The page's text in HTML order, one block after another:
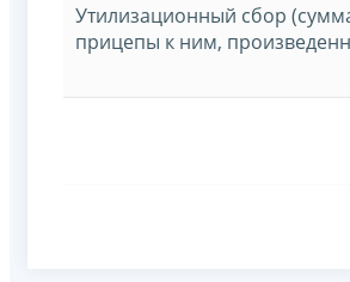
Утилизационный сбор
прицепы к ним,